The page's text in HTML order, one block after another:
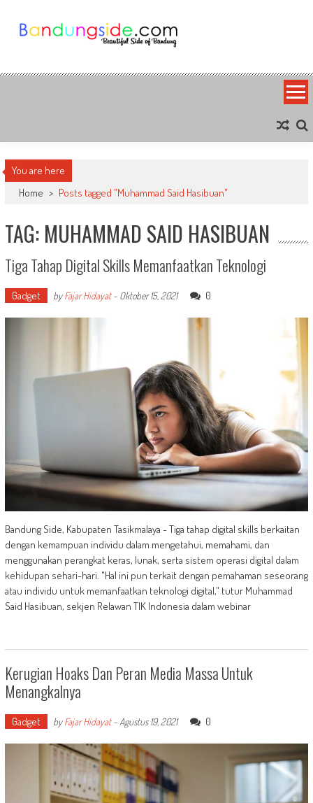
content
Bandung Side
You are here
Home > Posts tagged "Muhammad Said Hasibuan"
TAG: MUHAMMAD SAID HASIBUAN
Tiga Tahap Digital Skills Memanfaatkan Teknologi
Gadget byFajar Hidayat- Oktober 15, 2021 0
Bandung Side, Kabupaten Tasikmalaya - Tiga tahap digital skills berkaitan
dengan kemampuan individu dalam mengetahui, memahami, dan
menggunakan perangkat keras, lunak, serta sistem operasi digital dalam
kehidupan sehari-hari. "Hal ini pun terkait dengan pemahaman seseorang
atau individu untuk memanfaatkan teknologi digital," tutur Muhammad
Said Hasibuan, sekjen Relawan TIK Indonesia dalam webinar
Kerugian Hoaks Dan Peran Media Massa Untuk
Menangkalnya
Gadget byFajar Hidayat- Agustus 19, 2021 0